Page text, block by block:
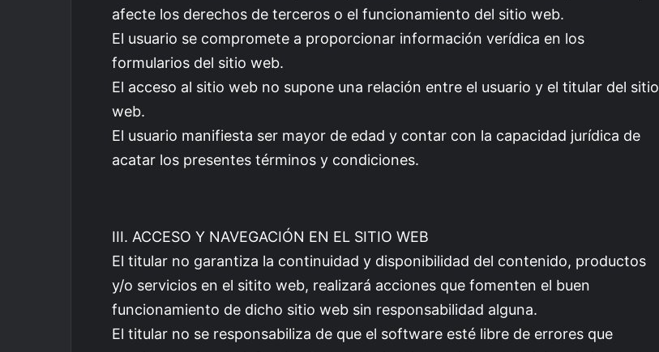
afecte los derechos de terceros o el funcionamiento del sitio web.
El usuario se compromete a proporcionar información verídica en los
formularios del sitio web.
El acceso al sitio web no supone una relación entre el usuario y el titular del sitio
web.
El usuario manifiesta ser mayor de edad y contar con la capacidad jurídica de
acatar los presentes términos y condiciones.
III. ACCESO Y NAVEGACIÓN EN EL SITIO WEB
El titular no garantiza la continuidad y disponibilidad del contenido, productos
y/o servicios en el sitito web, realizará acciones que fomenten el buen
funcionamiento de dicho sitio web sin responsabilidad alguna.
El titular no se responsabiliza de que el software esté libre de errores que